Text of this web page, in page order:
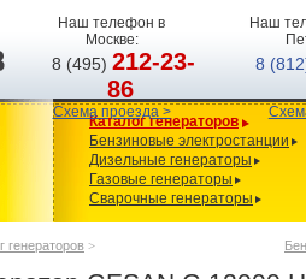
Наш телефон в
Москве:
8 (495)212-23-
86
Схема проезда >
Наш
8
Каталог генераторов
Бензиновые электростанции
Дизельные генераторы
Газовые генераторы
Сварочные генераторы
генераторов >